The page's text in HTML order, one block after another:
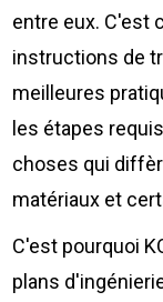
entre eux. C'est
instructions de
meilleures
les étapes
choses qui
matériaux et
C'est pourquoi
plans